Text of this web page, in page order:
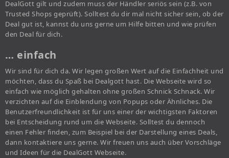
DealGott gilt und zudem muss der Händler seriös sein (z.B. von
Trusted Shops geprüft). Solltest du dir mal nicht sicher sein, ob der
Deal gut ist, kannst du uns gerne um Hilfe bitten und wie prüfen
den Deal für dich.
… einfach
Wir sind für dich da. Wir legen großen Wert auf die Einfachheit und
möchten, dass du Spaß bei Dealgott hast. Die Webseite wird so
einfach wie möglich gehalten ohne großen Schnick Schnack. Wir
verzichten auf die Einblendung von Popups oder Ähnliches. Die
Benutzerfreundlichkeit ist für uns einer der wichtigsten Faktoren
bei Entscheidung rund um die Webseite. Solltest du dennoch
einen Fehler finden, zum Beispiel bei der Darstellung eines Deals,
dann kontaktiere uns gerne. Wir freuen uns auch über Vorschläge
und Ideen für die DealGott Webseite.